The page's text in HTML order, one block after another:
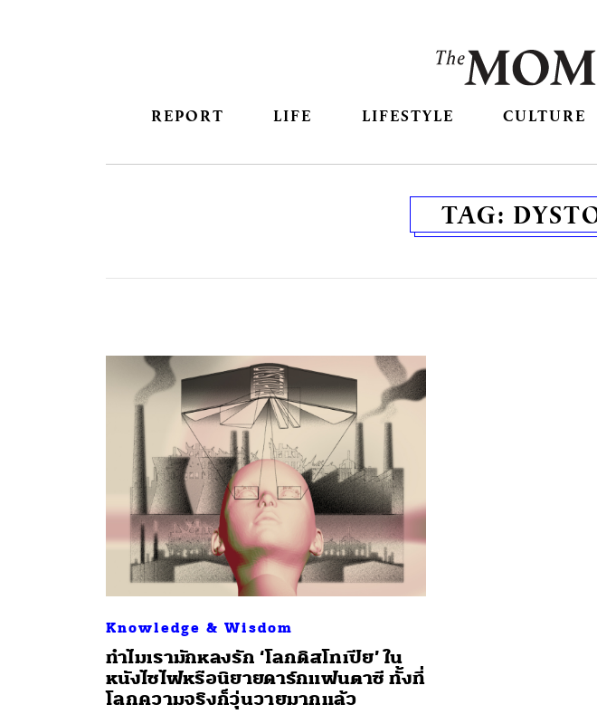
REPORT LIFE LIFESTYLE CULTURE
TAG:
Knowledge & Wisdom
ทำไมเรามักหลงรัก ‘โลกดิสโทเปีย’ ใน
หนังไซไฟหรือนิยายดาร์กแฟนตาซี ทั้งที่
โลกความจริงก็วุ่นวายมากแล้ว